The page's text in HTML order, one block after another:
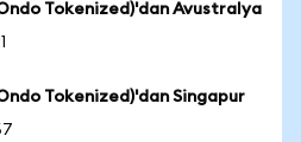
Tokenized)'dan Avustralya
Tokenized)'dan Singapur